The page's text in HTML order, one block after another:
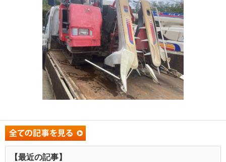
【最近の記事】